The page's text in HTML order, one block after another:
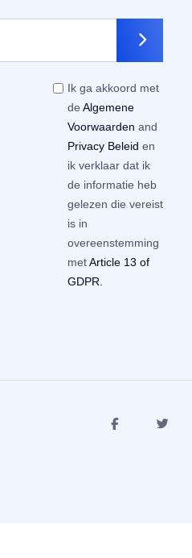
Ik ga akkoord met
de Algemene
Voorwaarden and
Privacy Beleid en
ik verklaar dat ik
de informatie heb
gelezen die vereist
is in
overeenstemming
metArticle 13 of
GDPR.
fab